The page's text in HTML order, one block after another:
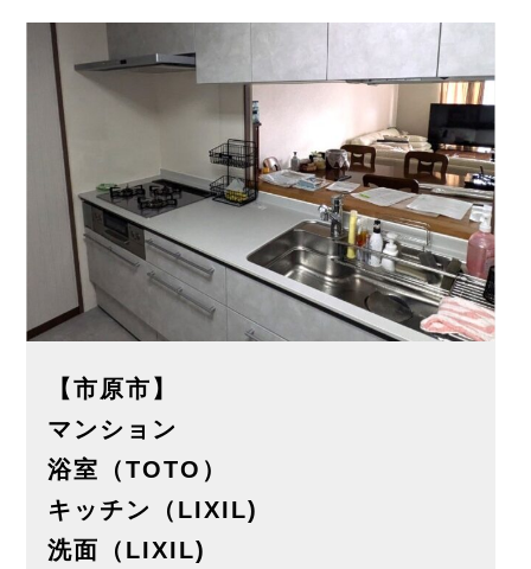
【市原市】
マンション
浴室（TOTO）
キッチン（LIXIL)
洗面（LIXIL)